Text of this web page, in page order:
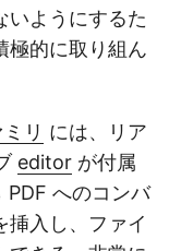
いようにするた
極的に取り組ん
リ には、リア
editor が付属
PDF へのコンバ
挿入し、ファイ